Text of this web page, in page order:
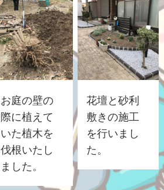
お庭の壁の
際に植えて
いた植木を
伐根いたし
ました。
花壇と砂利
敷きの施工
を行いまし
た。